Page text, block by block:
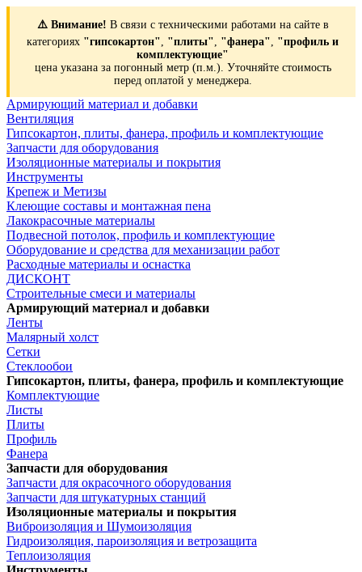
⚠️ Внимание! В связи с техническими работами на сайте в
категориях "гипсокартон", "плиты", "фанера", "профиль и
комплектующие"
цена указана за погонный метр (п.м.). Уточняйте стоимость
перед оплатой у менеджера.
Армирующий материал и добавки
Вентиляция
Гипсокартон, плиты, фанера, профиль и комплектующие
Запчасти для оборудования
Изоляционные материалы и покрытия
Инструменты
Крепеж и Метизы
Клеющие составы и монтажная пена
Лакокрасочные материалы
Подвесной потолок, профиль и комплектующие
Оборудование и средства для механизации работ
Расходные материалы и оснастка
ДИСКОНТ
Строительные смеси и материалы
Армирующий материал и добавки
Ленты
Малярный холст
Сетки
Стеклообои
Гипсокартон, плиты, фанера, профиль и комплектующие
Комплектующие
Листы
Плиты
Профиль
Фанера
Запчасти для оборудования
Запчасти для окрасочного оборудования
Запчасти для штукатурных станций
Изоляционные материалы и покрытия
Виброизоляция и Шумоизоляция
Гидроизоляция, пароизоляция и ветрозащита
Теплоизоляция